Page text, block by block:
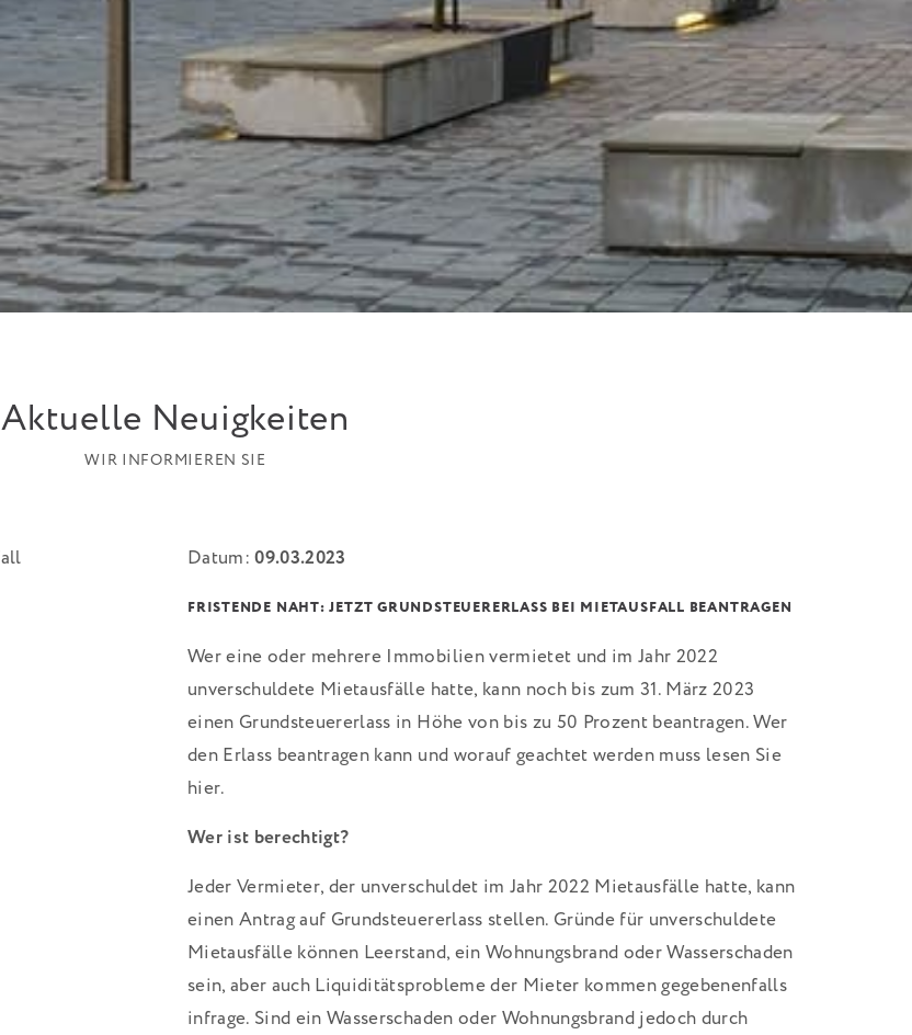
Aktuelle Neuigkeiten
WIR INFORMIEREN SIE
Datum:09.03.2023
FRISTENDE NAHT: JETZT GRUNDSTEUERERLASS BEI MIETAUSFALL BEANTRAGEN
Wer eine oder mehrere Immobilien vermietet und im Jahr 2022
unverschuldete Mietausfälle hatte, kann noch bis zum 31. März 2023
einen Grundsteuererlass in Höhe von bis zu 50 Prozent beantragen. Wer
den Erlass beantragen kann und worauf geachtet werden muss lesen Sie
hier.
Wer ist berechtigt?
Jeder Vermieter, der unverschuldet im Jahr 2022 Mietausfälle hatte, kann
einen Antrag auf Grundsteuererlass stellen. Gründe für unverschuldete
Mietausfälle können Leerstand, ein Wohnungsbrand oder Wasserschaden
sein, aber auch Liquiditätsprobleme der Mieter kommen gegebenenfalls
infrage. Sind ein Wasserschaden oder Wohnungsbrand jedoch durch